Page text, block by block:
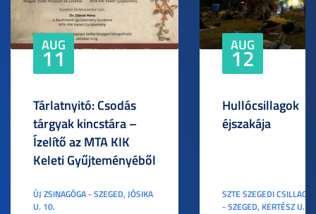
AUG
11
Tárlatnyitó: Csodás
tárgyak kincstára –
Ízelítő az MTA KIK
Keleti Gyűjteményéből
ÚJ ZSINAGÓGA - SZEGED, JÓSIKA
U. 10.
AUG
12
Hullócsillagok
éjszakája
SZTE SZEGEDI
- SZEGED, KERTÉSZ U. 3.